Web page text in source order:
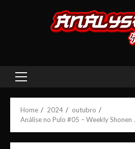
Primary
Home 2024
outubro
Análise no Pulo #05 – Weekly